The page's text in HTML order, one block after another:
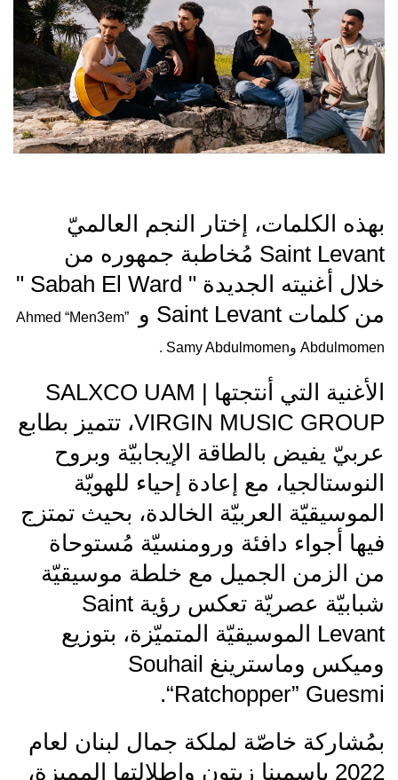
بهذه الكلمات، إختار النجم العالميّ
Saint Levant مُخاطبة جمهوره من
خلال أغنيته الجديدة " Sabah El Ward "
من كلمات Saint Levant و
Ahmed “Men3em”
Abdulmomen وSamy Abdulmomen .
الأغنية التي أنتجتها SALXCO UAM |
VIRGIN MUSIC GROUP، تتميز بطابع
عربيّ يفيض بالطاقة الإيجابيّة وبروح
النوستالجيا، مع إعادة إحياء للهويّة
الموسيقيّة العربيّة الخالدة، بحيث تمتزج
فيها أجواء دافئة ورومنسيّة مُستوحاة
من الزمن الجميل مع خلطة موسيقيّة
شبابيّة عصريّة تعكس رؤية Saint
Levant الموسيقيّة المتميّزة، بتوزيع
وميكس وماسترينغ Souhail
“Ratchopper” Guesmi.
بمُشاركة خاصّة لملكة جمال لبنان لعام
2022 ياسمينا زيتون واطلالتها المميزة،